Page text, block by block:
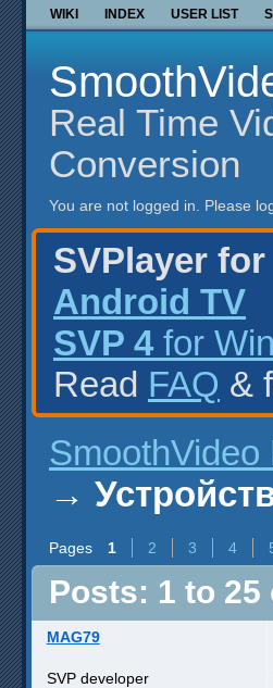
WIKI INDEX USER LIST
Real Time
Conversion
You are not logged in. Please
SVPlayer for
Android TV
SVP 4 for
Read FAQ &
SmoothVideo
→
Pages 1 2 3 4
Posts: 1 to 25
MAG79
SVP developer